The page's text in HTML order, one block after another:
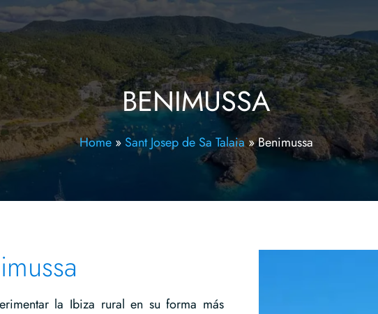
BENIMUSSA
Home» Sant Josep de Sa Talaia»Benimussa
la Ibiza rural en su forma más